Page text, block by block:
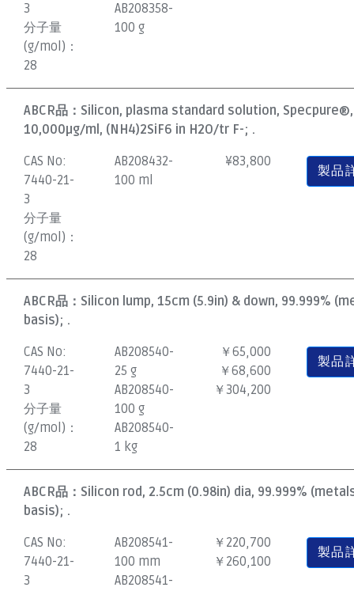
3
分子量
(g/mol)：
28
AB208358-
100 g
ABCR品： Silicon, plasma standard solution,
10,000µg/ml, (NH4)2SiF6 in H2O/tr F-; .
CAS No:
7440-21-
3
分子量
(g/mol)：
28
AB208432-
100 ml
¥83,800
製品
ABCR品： Silicon lump, 15cm (5.9in) & down, 99.999%
basis); .
CAS No:
7440-21-
3
分子量
(g/mol)：
28
AB208540-
25 g
AB208540-
100 g
AB208540-
1 kg
￥65,000
￥68,600
￥304,200
製品
ABCR品： Silicon rod, 2.5cm (0.98in) dia, 99.999%
basis); .
CAS No:
7440-21-
3
AB208541-
100 mm
AB208541-
￥220,700
￥260,100
製品